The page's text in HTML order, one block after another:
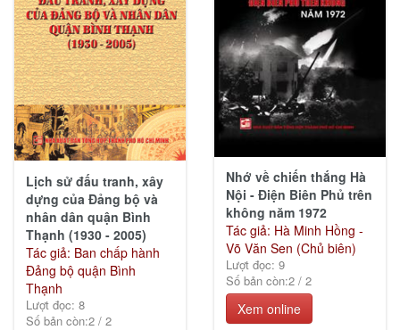
Lịch sử đấu tranh, xây
dựng của Đảng bộ và
nhân dân quận Bình
Thạnh (1930 - 2005)
Tác giả: Ban chấp hành
Đảng bộ quận Bình
Thạnh
Lượt đọc: 8
Số bản còn:2/2
Nhớ về chiến thắng Hà
Nội - Điện Biên Phủ trên
không năm 1972
Tác giả: Hà Minh Hồng -
Võ Văn Sen (Chủ biên)
Lượt đọc: 9
Số bản còn:2/2
Xem online